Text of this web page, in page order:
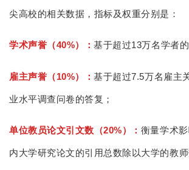
尖高校的相关数据，指标及权重分别是：
学术声誉（40%）：基于超过13万名学者
雇主声誉（10%）：基于超过7.5万名雇主
业水平调查问卷的答复；
单位教员论文引文数（20%）： 衡量学术
内大学研究论文的引用总数除以大学的教师